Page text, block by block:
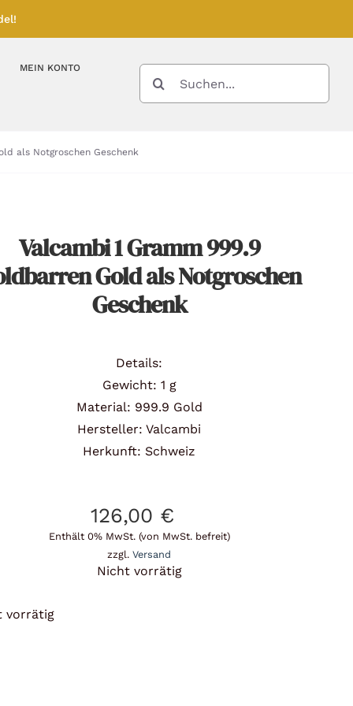
Feinunze – Größen
MEIN KONTO
SUCHE
NACH:
als Notgroschen Geschenk
Valcambi 1 Gramm 999.9
Gold als Notgroschen
Geschenk
Details:
Gewicht: 1 g
Material: 999.9 Gold
Hersteller: Valcambi
Herkunft: Schweiz
126,00 €
Enthält 0% MwSt. (von MwSt. befreit)
zzgl.Versand
Nicht vorrätig
vorrätig